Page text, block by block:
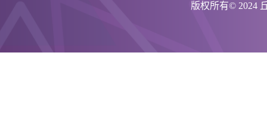
版权所有© 2024